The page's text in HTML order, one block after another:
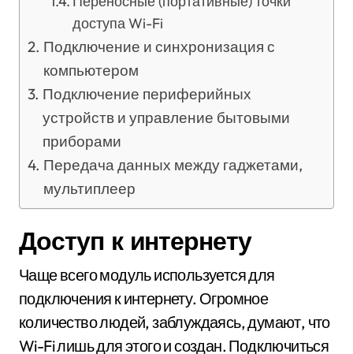
доступа Wi-Fi
Подключение и синхронизация с
компьютером
Подключение периферийных
устройств и управление бытовыми
приборами
Передача данных между гаджетами,
мультиплеер
Доступ к интернету
Чаще всего модуль используется для
подключения к интернету. Огромное
количество людей, заблуждаясь, думают, что
Wi-Fi лишь для этого и создан. Подключиться